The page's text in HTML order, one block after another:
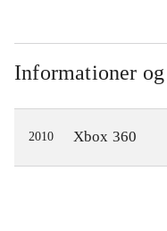
kaldet Rivellon.
warrior, ranger
er mulighed for
løbet af spillet får
mulighed for at
drage. Udover de
Informationer
2010 Xbox 360